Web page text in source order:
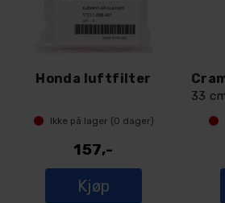
Honda luftfilter
Ikke på lager (0 dager)
157,-
Kjøp